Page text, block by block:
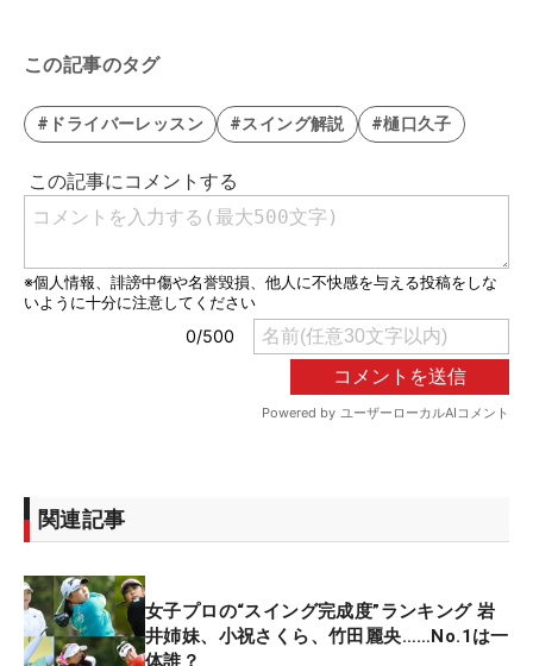
この記事のタグ
#ドライバーレッスン #スイング解説 #樋口久子
関連記事
女子プロの“スイング完成度”ランキング 岩
井姉妹、小祝さくら、竹田麗央……No.1は一
体誰？